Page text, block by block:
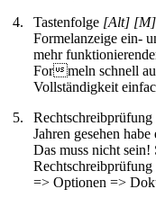
Tastenfolge [Alt]
Formelanzeige ein-
mehr
Formeln schnell
Vollständigkeit
Jahren gesehen
Das muss nicht
Rechtschreibprüfung
=> Optionen =>